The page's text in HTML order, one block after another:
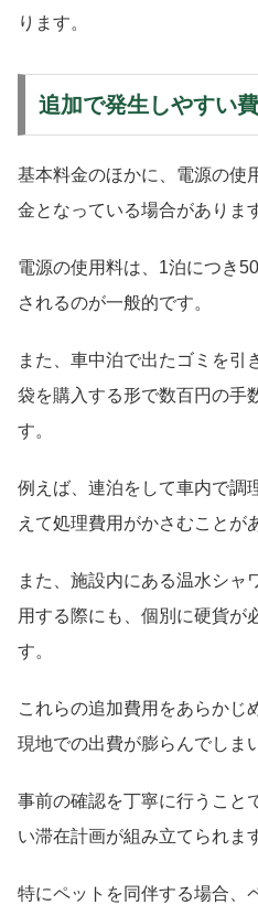
ります。
追加で発生しやすい
基本料金のほかに、電源の使
金となっている場合がありま
電源の使用料は、1泊につき
されるのが一般的です。
また、車中泊で出たゴミを引
袋を購入する形で数百円の手
す。
例えば、連泊をして車内で調
えて処理費用がかさむことが
また、施設内にある温水シャ
用する際にも、個別に硬貨が
す。
これらの追加費用をあらかじ
現地での出費が膨らんでしま
事前の確認を丁寧に行うこと
い滞在計画が組み立てられま
特にペットを同伴する場合、